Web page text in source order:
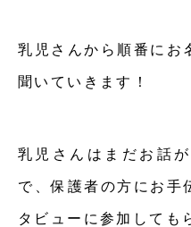
乳児さんから順番にお
聞いていきます！
乳児さんはまだお話
で、保護者の方にお手
タビューに参加しても